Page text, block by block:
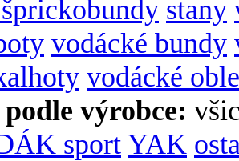
stany
vodácké bundy
vodácké
výrobce:
sport YAK